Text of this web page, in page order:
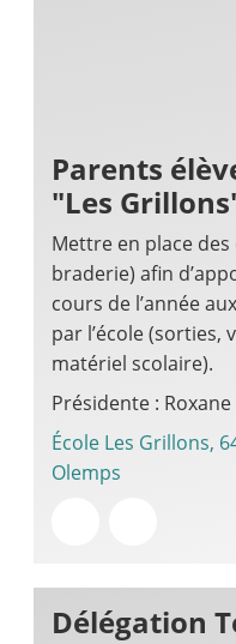
Parents
"Les
Mettre en place
braderie) afin
cours de l’année
par l’école (sorties,
matériel scolaire).
Présidente : Roxane
École Les Grillons,
Olemps
Délégation